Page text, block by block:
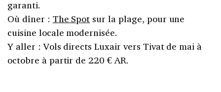
garanti.
Où dîner : The Spot sur la plage, pour une
cuisine locale modernisée.
Y aller : Vols directs Luxair vers Tivat de mai à
octobre à partir de 220 € AR.